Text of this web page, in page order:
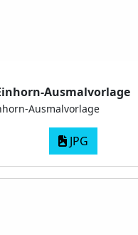
Ausmalvorlage
Ausmalvorlage
JPG